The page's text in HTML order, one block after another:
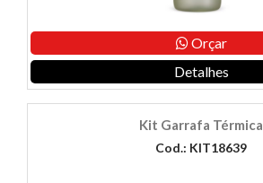
Orçar
Detalhes
Kit Garrafa Térmica
Cod.: KIT18639